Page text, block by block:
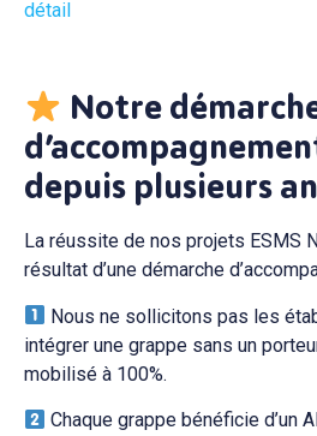
détail
Notre
depuis plusieurs
La réussite de nos projets ESMS
résultat d’une démarche
Nous ne sollicitons pas les
intégrer une grappe sans un
mobilisé à 100%.
Chaque grappe bénéficie d’un